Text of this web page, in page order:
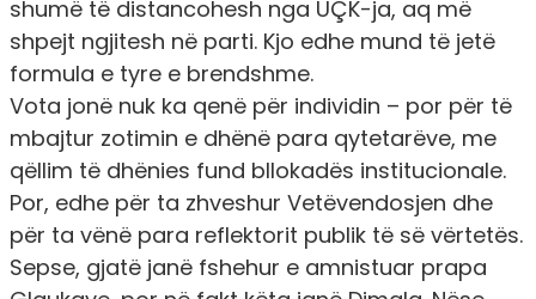
shumë të distancohesh nga UÇK-ja, aq më
shpejt ngjitesh në parti. Kjo edhe mund të jetë
formula e tyre e brendshme.
Vota jonë nuk ka qenë për individin – por për të
mbajtur zotimin e dhënë para qytetarëve, me
qëllim të dhënies fund bllokadës institucionale.
Por, edhe për ta zhveshur Vetëvendosjen dhe
për ta vënë para reflektorit publik të së vërtetës.
Sepse, gjatë janë fshehur e amnistuar prapa